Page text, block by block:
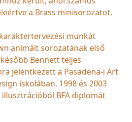
a Brass minisorozatot.
munkát
animált sorozatának első
Bennett teljes
jelentkezett a Pasadena-i Art
iskolában. 1998 és 2003
BFA diplomát